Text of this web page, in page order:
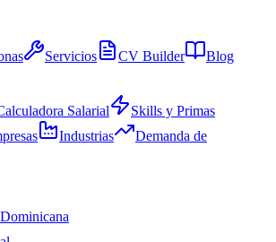
Servicios CV Builder Blog
Salarial
Skills y Primas
Industrias
Demanda de